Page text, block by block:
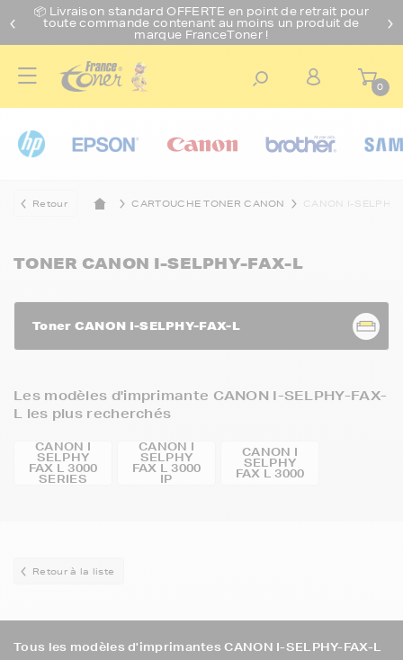
📦 Livraison standard OFFERTE en point de retrait pour
toute commande contenant au moins un produit de
marque FranceToner !
0
Retour CARTOUCHE TONER CANON CANON I-
TONER CANON I-SELPHY-FAX-L
Toner CANON I-SELPHY-FAX-L
Les modèles d'imprimante CANON I-SELPHY-FAX-
L les plus recherchés
CANON I
SELPHY
FAX L 3000
SERIES
CANON I
SELPHY
FAX L 3000
IP
CANON I
SELPHY
FAX L 3000
Retour à la liste
Tous les modèles d'imprimantes CANON I-SELPHY-FAX-L